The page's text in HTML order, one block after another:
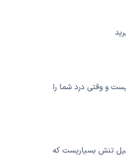
و وقتی درد شما را
تنش بسیاریست که